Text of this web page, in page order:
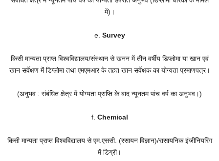
में)।
e. Survey
किसी मान्यता प्राप्त विश्वविद्यालय/संस्थान से खनन में तीन वर्षीय डिप्लोमा या खान एवं
खान सर्वेक्षण में डिप्लोमा तथा एमएमआर के तहत खान सर्वेक्षक का योग्यता प्रमाणपत्र।
(अनुभव : संबंधित क्षेत्र में योग्यता प्राप्ति के बाद न्यूनतम पांच वर्ष का अनुभव।)
f. Chemical
किसी मान्यता प्राप्त विश्वविद्यालय से एम.एससी. (रसायन विज्ञान)/रासायनिक इंजीनियरिंग
में डिग्री।